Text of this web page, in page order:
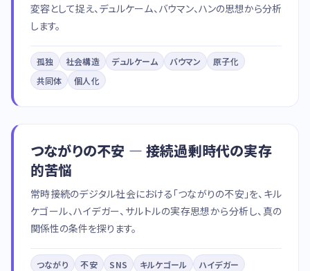
変容として捉え、デュルケーム、バウマン、ハンの思想から分析
します。
孤独 社会構造 デュルケーム バウマン
原子化
共同体
個人化
つながりの不安 — 接続過剰時代の実存
的苦悩
常時接続のデジタル社会における「つながりの不安」を、キル
ケゴール、ハイデガー、サルトルの実存思想から分析し、真の
関係性の条件を探ります。
つながり 不安 SNS キルケゴール
ハイデガー